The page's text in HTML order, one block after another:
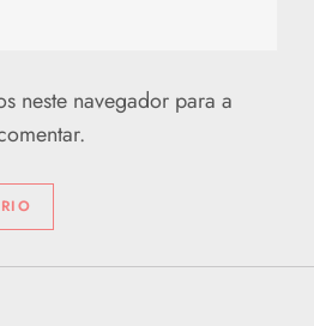
neste navegador para a